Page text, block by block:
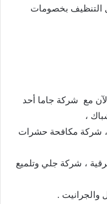
التنظيف بخصومات
مع شركة جاما أحد
،
شركة مكافحة حشرات
، شركة جلي وتلميع
والجرانيت .